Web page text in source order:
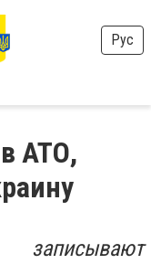
Рус
АТО,
записывают